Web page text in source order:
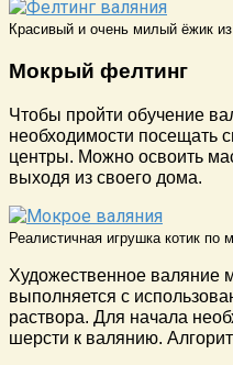
Красивый и очень милый ёжик
Мокрый фелтинг
Чтобы пройти обучение
необходимости посещать
центры. Можно освоить
выходя из своего дома.
Реалистичная игрушка котик по
Художественное валяние
выполняется с
раствора. Для начала
шерсти к валянию.